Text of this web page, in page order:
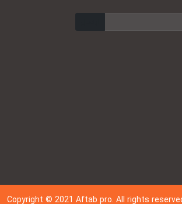
Copyright © 202 1Aftab pro. All rights